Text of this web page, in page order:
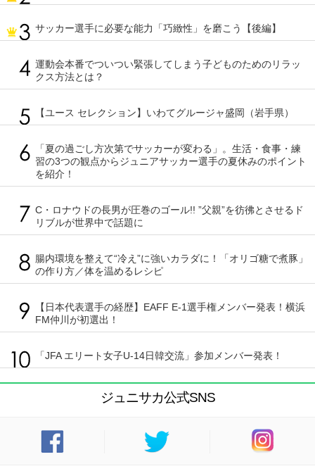
サッカー選手に必要な能力「巧緻性」を磨こう【後編】
運動会本番でついつい緊張してしまう子どものためのリラッ
クス方法とは？
【ユース セレクション】いわてグルージャ盛岡（岩手県）
「夏の過ごし方次第でサッカーが変わる」。生活・食事・練
習の3つの観点からジュニアサッカー選手の夏休みのポイント
を紹介！
C・ロナウドの長男が圧巻のゴール!! ”父親”を彷彿とさせるド
リブルが世界中で話題に
腸内環境を整えて“冷え”に強いカラダに！「オリゴ糖で煮豚」
の作り方／体を温めるレシピ
【日本代表選手の経歴】EAFF E-1選手権メンバー発表！横浜
FM仲川が初選出！
「JFA エリート女子U-14日韓交流」参加メンバー発表！
ジュニサカ公式SNS